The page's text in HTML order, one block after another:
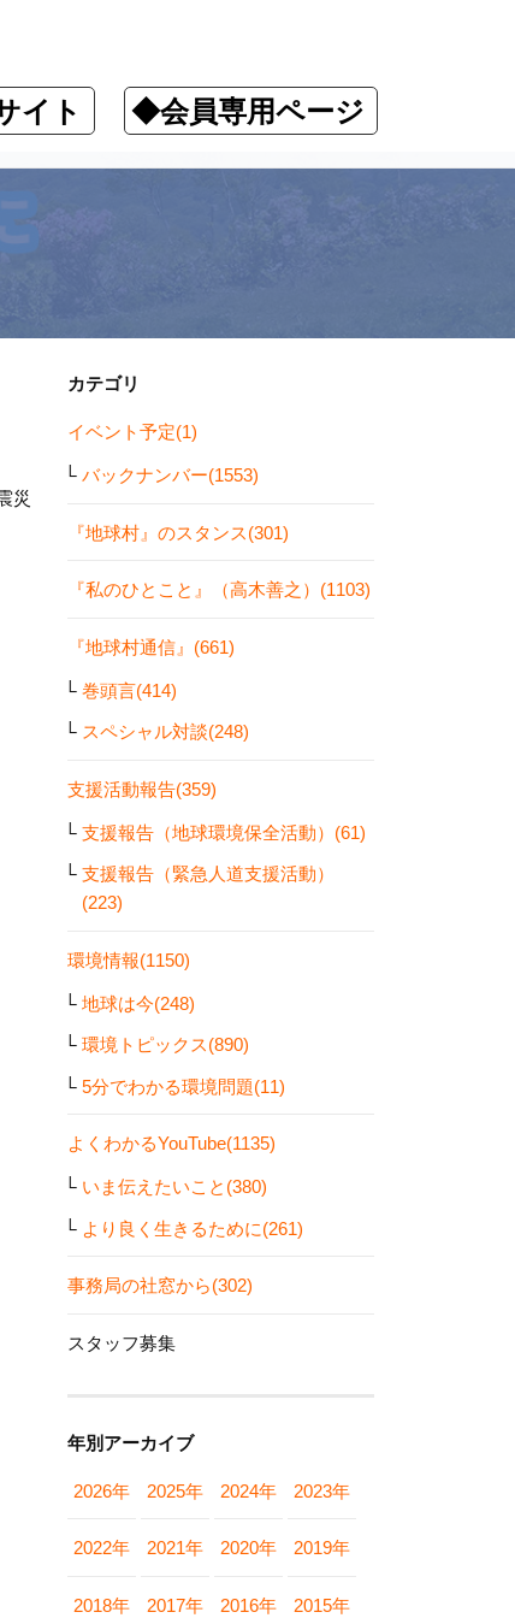
イト ◆会員専用ページ
災
カテゴリ
イベント予定(1)
バックナンバー(1553)
『地球村』のスタンス(301)
『私のひとこと』（高木善之）(1103)
『地球村通信』(661)
巻頭言(414)
スペシャル対談(248)
支援活動報告(359)
支援報告（地球環境保全活動）(61)
支援報告（緊急人道支援活動）
(223)
環境情報(1150)
地球は今(248)
環境トピックス(890)
5分でわかる環境問題(11)
よくわかるYouTube(1135)
いま伝えたいこと(380)
より良く生きるために(261)
事務局の社窓から(302)
スタッフ募集
年別アーカイブ
2026年 2025年 2024年 2023年
2022年 2021年 2020年 2019年
2018年 2017年 2016年 2015年